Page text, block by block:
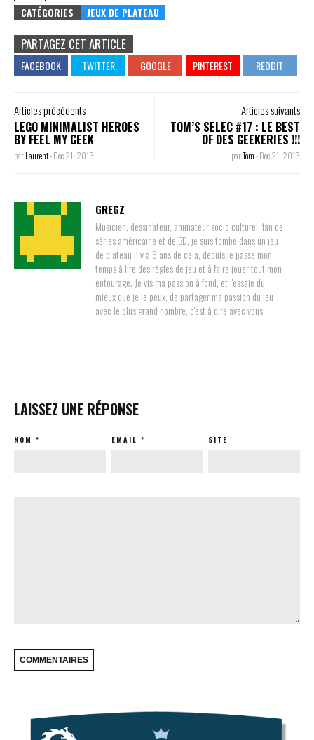
CATÉGORIES JEUX DE PLATEAU
PARTAGEZ CET ARTICLE
Articles précédents
LEGO MINIMALIST HEROES
BY FEEL MY GEEK
parLaurent-Déc 21, 2013
Articles suivants
TOM’S SELEC #17 : LE BEST
OF DES GEEKERIES !!!
parTom-Déc 21, 2013
GREGZ
Musicien, dessinateur, animateur socio culturel, fan de
séries américaine et de BD, je suis tombé dans un jeu
de plateau il y a 5 ans de cela, depuis je passe mon
temps à lire des règles de jeu et à faire jouer tout mon
entourage. Je vis ma passion à fond, et j'essaie du
mieux que je le peux, de partager ma passion du jeu
avec le plus grand nombre, c'est à dire avec vous.
LAISSEZ UNE RÉPONSE
NOM * EMAIL * SITE